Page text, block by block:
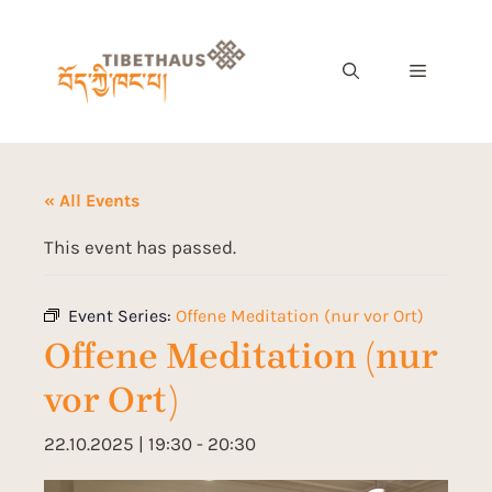
« All Events
This event has passed.
Event Series: Offene Meditation (nur vor Ort)
Offene Meditation (nur
vor Ort)
22.10.2025 | 19:30 - 20:30